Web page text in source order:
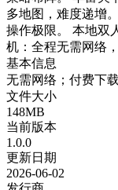
多地图，难度递增
操作极限。 本地双
机：全程无需网络
基本信息
无需网络；付费下载
文件大小
148MB
当前版本
1.0.0
更新日期
2026-06-02